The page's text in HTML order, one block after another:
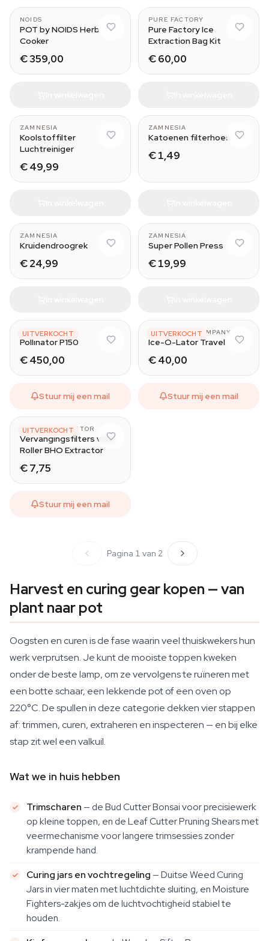
NOIDS
POT by NOIDS Herb
Cooker
€ 359,00
PURE FACTORY
Pure Factory Ice
Extraction Bag Kit
€ 60,00
ZAMNESIA
Koolstoffilter
Luchtreiniger
€ 49,99
ZAMNESIA
Katoenen filterhoes
€ 1,49
ZAMNESIA
Kruidendroogrek
€ 24,99
ZAMNESIA
Super Pollen Press
€ 19,99
UITVERKOCHT
POLLINATOR
Pollinator P150
€ 450,00
Stuur mij een mail
UITVERKOCHT
POLLINATOR COMPANY
Ice-O-Lator Travel
€ 40,00
Stuur mij een mail
UITVERKOCHT
ROLLER EXTRACTOR
Vervangingsfilters voor
Roller BHO Extractor
€ 7,75
Stuur mij een mail
Pagina 1 van 2
Harvest en curing gear kopen — van
plant naar pot
Oogsten en curen is de fase waarin veel thuiskwekers hun
werk verprutsen. Je kunt de mooiste toppen kweken
onder de beste lamp, om ze vervolgens te ruïneren met
een botte schaar, een lekkende pot of een oven op
220°C. De spullen in deze categorie dekken vier stappen
af: trimmen, curen, extraheren en inspecteren — en bij elke
stap zit wel een valkuil.
Wat we in huis hebben
Trimscharen — de Bud Cutter Bonsai voor precisiewerk
op kleine toppen, en de Leaf Cutter Pruning Shears met
veermechanisme voor langere trimsessies zonder
krampende hand.
Curing jars en vochtregeling — Duitse Weed Curing
Jars in vier maten met luchtdichte sluiting, en Moisture
Fighters-zakjes om de luchtvochtigheid stabiel te
houden.